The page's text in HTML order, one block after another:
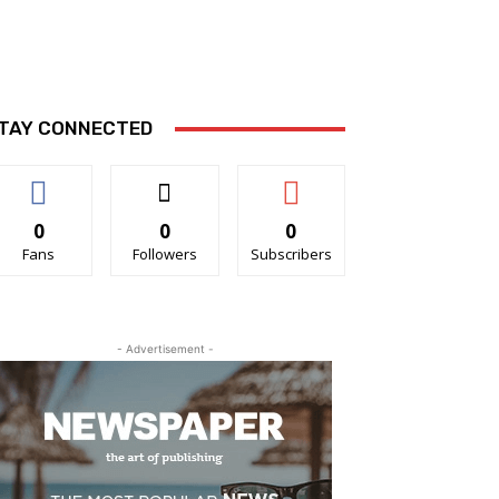
CONNECTED
0
Fans
0
Followers
0
Subscribers
- Advertisement -